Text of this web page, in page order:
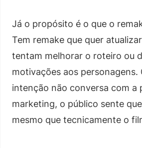
Já o propósito é o que o
Tem remake que quer
tentam melhorar o roteiro ou
motivações aos personagens.
intenção não conversa com a
marketing, o público sente
mesmo que tecnicamente o